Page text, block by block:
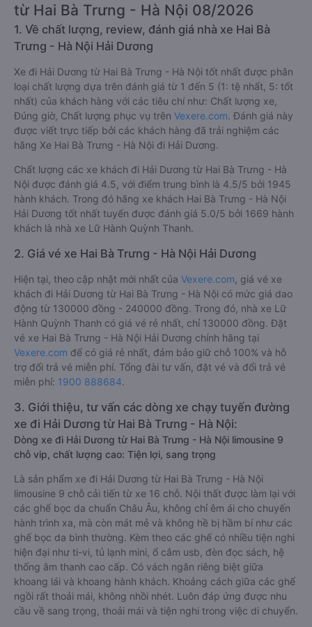
từ Hai Bà Trưng - Hà Nội 08/2026
1. Về chất lượng, review, đánh giá nhà xe Hai Bà
Trưng - Hà Nội Hải Dương
Xe đi Hải Dương từ Hai Bà Trưng - Hà Nội tốt nhất được phân
loại chất lượng dựa trên đánh giá từ 1 đến 5 (1: tệ nhất, 5: tốt
nhất) của khách hàng với các tiêu chí như: Chất lượng xe,
Đúng giờ, Chất lượng phục vụ trên Vexere.com. Đánh giá này
được viết trực tiếp bởi các khách hàng đã trải nghiệm các
hãng Xe Hai Bà Trưng - Hà Nội đi Hải Dương.
Chất lượng các xe khách đi Hải Dương từ Hai Bà Trưng - Hà
Nội được đánh giá 4.5, với điểm trung bình là 4.5/5 bởi 1945
hành khách. Trong đó hãng xe khách Hai Bà Trưng - Hà Nội
Hải Dương tốt nhất tuyến được đánh giá 5.0/5 bởi 1669 hành
khách là nhà xe Lữ Hành Quỳnh Thanh.
2. Giá vé xe Hai Bà Trưng - Hà Nội Hải Dương
Hiện tại, theo cập nhật mới nhất của Vexere.com , giá vé xe
khách đi Hải Dương từ Hai Bà Trưng - Hà Nội có mức giá dao
động từ 130000 đồng - 240000 đồng. Trong đó, nhà xe Lữ
Hành Quỳnh Thanh có giá vé rẻ nhất, chỉ 130000 đồng. Đặt
vé xe Hai Bà Trưng - Hà Nội Hải Dương chính hãng tại
Vexere.com để có giá rẻ nhất, đảm bảo giữ chỗ 100% và hỗ
trợ đổi trả vé miễn phí. Tổng đài tư vấn, đặt vé và đổi trả vé
miễn phí: 1900 888684.
3. Giới thiệu, tư vấn các dòng xe chạy tuyến đường
xe đi Hải Dương từ Hai Bà Trưng - Hà Nội:
Dòng xe đi Hải Dương từ Hai Bà Trưng - Hà Nội limousine 9
chỗ vip, chất lượng cao: Tiện lợi, sang trọng
Là sản phẩm xe đi Hải Dương từ Hai Bà Trưng - Hà Nội
limousine 9 chỗ cải tiến từ xe 16 chỗ. Nội thất được làm lại với
các ghế bọc da chuẩn Châu Âu, không chỉ êm ái cho chuyến
hành trình xa, mà còn mát mẻ và không hề bị hầm bí như các
ghế bọc da bình thường. Kèm theo các ghế có nhiều tiện nghi
hiện đại như ti-vi, tủ lạnh mini, ổ cắm usb, đèn đọc sách, hệ
thống âm thanh cao cấp. Có vách ngăn riêng biệt giữa
khoang lái và khoang hành khách. Khoảng cách giữa các ghế
ngồi rất thoải mái, không nhồi nhét. Luôn đáp ứng được nhu
cầu về sang trọng, thoải mái và tiện nghi trong việc di chuyển.